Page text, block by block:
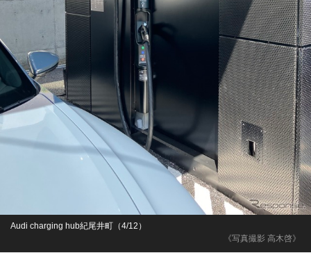
《写真撮影 高木啓》
Audi charging hub紀尾井町（4/12）